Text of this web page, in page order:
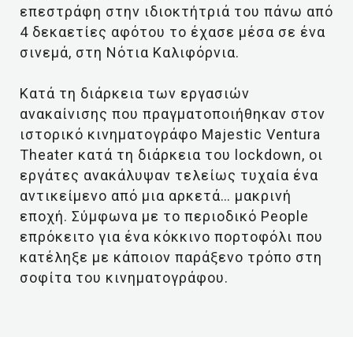
επεστράφη στην ιδιοκτήτριά του πάνω από
4 δεκαετίες αφότου το έχασε μέσα σε ένα
σινεμά, στη Νότια Καλιφόρνια.
Κατά τη διάρκεια των εργασιών
ανακαίνισης που πραγματοποιήθηκαν στον
ιστορικό κινηματογράφο Majestic Ventura
Theater κατά τη διάρκεια του lockdown, οι
εργάτες ανακάλυψαν τελείως τυχαία ένα
αντικείμενο από μια αρκετά… μακρινή
εποχή. Σύμφωνα με το περιοδικό People
επρόκειτο για ένα κόκκινο πορτοφόλι που
κατέληξε με κάποιον παράξενο τρόπο στη
σοφίτα του κινηματογράφου.